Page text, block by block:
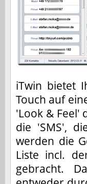
iTwin bietet
Touch auf
'Look & Feel'
die 'SMS',
werden die
Liste incl.
gebracht.